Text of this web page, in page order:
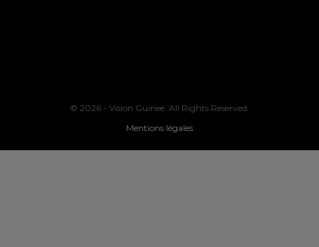
© 2026 - Vision Guinee. All Rights Reserved.
Mentions légales